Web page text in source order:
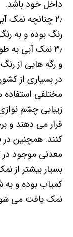
داخل خود باشد.
۲٫ چنانچه نمک
رنگ بوده و به
۳٫ نمک آبی
و رگه هایی از
در بسیاری از
مختلفی استفاده
زیبایی چشم
قرار می دهند و
کنند. همچنین در
معدنی موجود
بسیار بیشتر از
کمیاب بوده و به
نمک یافت می